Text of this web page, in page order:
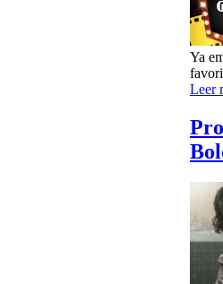
Ya
Leer